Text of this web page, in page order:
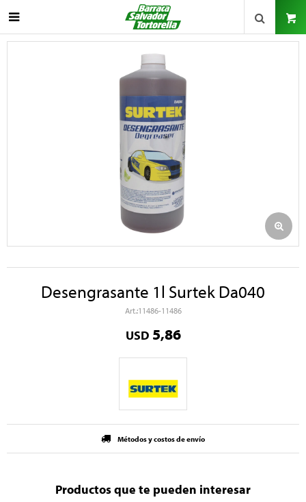

Desengrasante 1l Surtek Da040
11486-11486
USD 5,86
Métodos y costos de envío
Productos que te pueden interesar